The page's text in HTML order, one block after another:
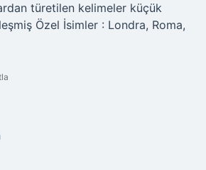
türetilen kelimeler küçük
Özel İsimler : Londra, Roma,